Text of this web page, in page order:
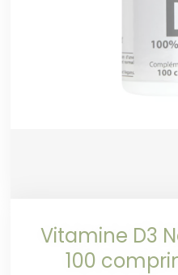
Vitamine D3
100